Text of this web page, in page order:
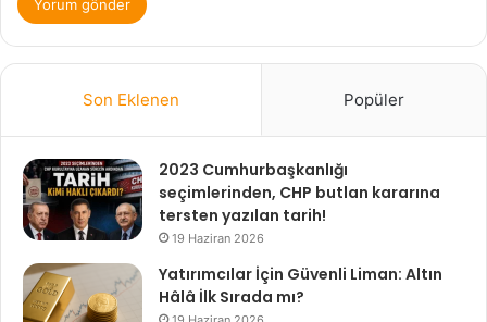
Son Eklenen Popüler
2023 Cumhurbaşkanlığı
seçimlerinden, CHP butlan kararına
tersten yazılan tarih!
19 Haziran 2026
Yatırımcılar İçin Güvenli Liman: Altın
Hâlâ İlk Sırada mı?